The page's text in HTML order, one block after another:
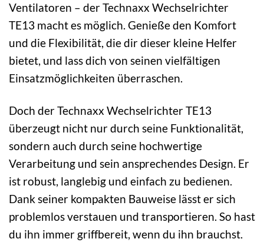
Ventilatoren – der Technaxx Wechselrichter
TE13 macht es möglich. Genieße den Komfort
und die Flexibilität, die dir dieser kleine Helfer
bietet, und lass dich von seinen vielfältigen
Einsatzmöglichkeiten überraschen.
Doch der Technaxx Wechselrichter TE13
überzeugt nicht nur durch seine Funktionalität,
sondern auch durch seine hochwertige
Verarbeitung und sein ansprechendes Design. Er
ist robust, langlebig und einfach zu bedienen.
Dank seiner kompakten Bauweise lässt er sich
problemlos verstauen und transportieren. So hast
du ihn immer griffbereit, wenn du ihn brauchst.